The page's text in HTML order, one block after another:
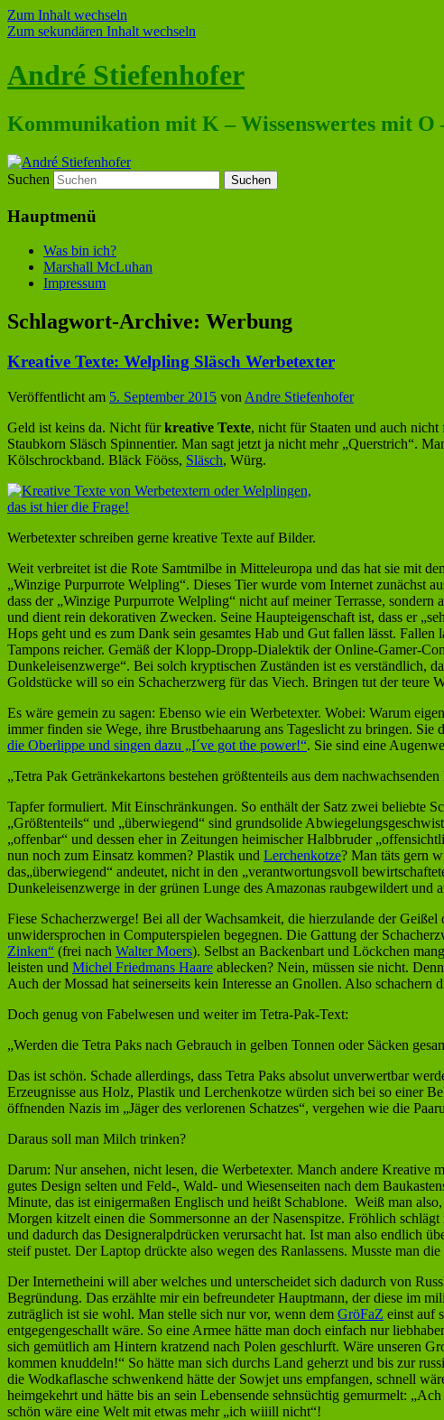
Zum Inhalt wechseln
Zum sekundären Inhalt wechseln
André Stiefenhofer
Kommunikation mit K – Wissenswertes mit O
Suchen
Hauptmenü
Was bin ich?
Marshall McLuhan
Impressum
Schlagwort-Archive: Werbung
Kreative Texte: Welpling Släsch Werbetexter
Veröffentlicht am 5. September 2015 von Andre Stiefenhofer
Geld ist keins da. Nicht fürkreative Texte, nicht für Staaten und auch
Staubkorn Släsch Spinnentier. Man sagt jetzt ja nicht mehr „Querstrich“.
Kölschrockband. Bläck Fööss, Släsch, Würg.
Werbetexter schreiben gerne kreative Texte auf Bilder.
Weit verbreitet ist die Rote Samtmilbe in Mitteleuropa und das hat sie mit
„Winzige Purpurrote Welpling“. Dieses Tier wurde vom Internet zunächst
dass der „Winzige Purpurrote Welpling“ nicht auf meiner Terrasse,
und dient rein dekorativen Zwecken. Seine Haupteigenschaft ist, dass er
Hops geht und es zum Dank sein gesamtes Hab und Gut fallen lässt.
Tampons reicher. Gemäß der Klopp-Dropp-Dialektik der Online-Gamer-
Dunkeleisenzwerge“. Bei solch kryptischen Zuständen ist es verständlich,
Goldstücke will so ein Schacherzwerg für das Viech. Bringen tut der teure
Es wäre gemein zu sagen: Ebenso wie ein Werbetexter. Wobei: Warum
immer finden sie Wege, ihre Brustbehaarung ans Tageslicht zu bringen.
die Oberlippe und singen dazu „I´ve got the power!“. Sie sind eine
„Tetra Pak Getränkekartons bestehen größtenteils aus dem
Tapfer formuliert. Mit Einschränkungen. So enthält der Satz zwei beliebte
„Größtenteils“ und „überwiegend“ sind grundsolide
„offenbar“ und dessen eher in Zeitungen heimischer Halbbruder
nun noch zum Einsatz kommen? Plastik und Lerchenkotze? Man täts gern
das„überwiegend“ andeutet, nicht in den „verantwortungsvoll
Dunkeleisenzwerge in der grünen Lunge des Amazonas raubgewildert und
Fiese Schacherzwerge! Bei all der Wachsamkeit, die hierzulande der
unwidersprochen in Computerspielen begegnen. Die Gattung der
Zinken“ (frei nach Walter Moers). Selbst an Backenbart und Löckchen
leisten und Michel Friedmans Haare ablecken? Nein, müssen sie nicht.
Auch der Mossad hat seinerseits kein Interesse an Gnollen. Also schachern
Doch genug von Fabelwesen und weiter im Tetra-Pak-Text:
„Werden die Tetra Paks nach Gebrauch in gelben Tonnen oder Säcken
Das ist schön. Schade allerdings, dass Tetra Paks absolut unverwertbar
Erzeugnisse aus Holz, Plastik und Lerchenkotze würden sich bei so einer
öffnenden Nazis im „Jäger des verlorenen Schatzes“, vergehen wie die
Daraus soll man Milch trinken?
Darum: Nur ansehen, nicht lesen, die Werbetexter. Manch andere Kreative
gutes Design selten und Feld-, Wald- und Wiesenseiten nach dem
Minute, das ist einigermaßen Englisch und heißt Schablone. Weiß man
Morgen kitzelt einen die Sommersonne an der Nasenspitze. Fröhlich
und dadurch das Designeralpdrücken verursacht hat. Ist man also endlich
steif pustet. Der Laptop drückte also wegen des Ranlassens. Musste man
Der Internetheini will aber welches und unterscheidet sich dadurch von
Begründung. Das erzählte mir ein befreundeter Hauptmann, der diese im
zuträglich ist sie wohl. Man stelle sich nur vor, wenn dem GröFaZ einst auf
entgegengeschallt wäre. So eine Armee hätte man doch einfach nur
sich gemütlich am Hintern kratzend nach Polen geschlurft. Wäre unseren
kommen knuddeln!“ So hätte man sich durchs Land geherzt und bis zur
die Wodkaflasche schwenkend hätte der Sowjet uns empfangen, schnell
heimgekehrt und hätte bis an sein Lebensende sehnsüchtig gemurmelt:
schön wäre eine Welt mit etwas mehr „ich wiiill nicht“!